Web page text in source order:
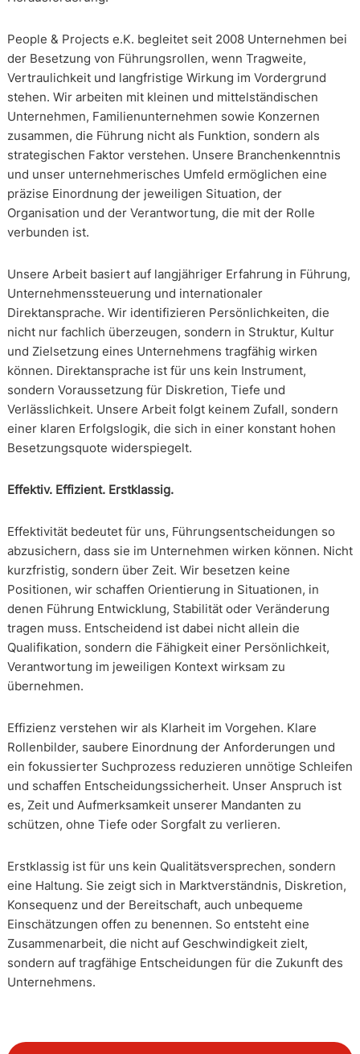
People & Projects e.K. begleitet seit 2008 Unternehmen bei
der Besetzung von Führungsrollen, wenn Tragweite,
Vertraulichkeit und langfristige Wirkung im Vordergrund
stehen. Wir arbeiten mit kleinen und mittelständischen
Unternehmen, Familienunternehmen sowie Konzernen
zusammen, die Führung nicht als Funktion, sondern als
strategischen Faktor verstehen. Unsere Branchenkenntnis
und unser unternehmerisches Umfeld ermöglichen eine
präzise Einordnung der jeweiligen Situation, der
Organisation und der Verantwortung, die mit der Rolle
verbunden ist.
Unsere Arbeit basiert auf langjähriger Erfahrung in Führung,
Unternehmenssteuerung und internationaler
Direktansprache. Wir identifizieren Persönlichkeiten, die
nicht nur fachlich überzeugen, sondern in Struktur, Kultur
und Zielsetzung eines Unternehmens tragfähig wirken
können. Direktansprache ist für uns kein Instrument,
sondern Voraussetzung für Diskretion, Tiefe und
Verlässlichkeit. Unsere Arbeit folgt keinem Zufall, sondern
einer klaren Erfolgslogik, die sich in einer konstant hohen
Besetzungsquote widerspiegelt.
Effektiv. Effizient. Erstklassig.
Effektivität bedeutet für uns, Führungsentscheidungen so
abzusichern, dass sie im Unternehmen wirken können. Nicht
kurzfristig, sondern über Zeit. Wir besetzen keine
Positionen, wir schaffen Orientierung in Situationen, in
denen Führung Entwicklung, Stabilität oder Veränderung
tragen muss. Entscheidend ist dabei nicht allein die
Qualifikation, sondern die Fähigkeit einer Persönlichkeit,
Verantwortung im jeweiligen Kontext wirksam zu
übernehmen.
Effizienz verstehen wir als Klarheit im Vorgehen. Klare
Rollenbilder, saubere Einordnung der Anforderungen und
ein fokussierter Suchprozess reduzieren unnötige Schleifen
und schaffen Entscheidungssicherheit. Unser Anspruch ist
es, Zeit und Aufmerksamkeit unserer Mandanten zu
schützen, ohne Tiefe oder Sorgfalt zu verlieren.
Erstklassig ist für uns kein Qualitätsversprechen, sondern
eine Haltung. Sie zeigt sich in Marktverständnis, Diskretion,
Konsequenz und der Bereitschaft, auch unbequeme
Einschätzungen offen zu benennen. So entsteht eine
Zusammenarbeit, die nicht auf Geschwindigkeit zielt,
sondern auf tragfähige Entscheidungen für die Zukunft des
Unternehmens.